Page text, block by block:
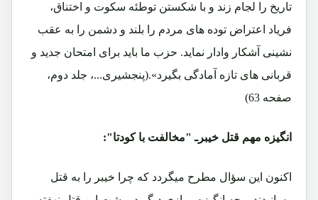
تاریخ را لجام زند و با شکستن توطئه سکوت و اختناق،
فریاد اعتراض توده های مردم را بلند و دشمن را به عقب
نشینی آشکار وادار نماید. حزب ما باید برای امتحان جدید و
قربانی های تازه آمادگی بگیرد».(پنجشیری...، جلد دوم،
صفحه 63)
انگیزه مهم قتل خیبرـ "مخالفت با کودتا":
اکنون این سؤال مطرح میگردد که چرا خیبر را به قتل